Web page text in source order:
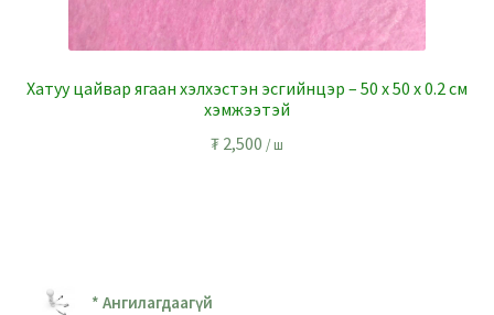
Хатуу цайвар ягаан хэлхэстэн эсгийнцэр – 50 x 50 x 0.2 см
хэмжээтэй
₮ 2,500 / ш
* Ангилагдаагүй